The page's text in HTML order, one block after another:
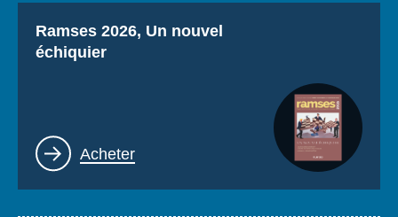
Titre
Ramses 2026, Un nouvel
échiquier
Lien
Acheter